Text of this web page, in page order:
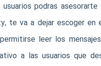
podras
te va a dejar escoger
leer los
a las usuarios que